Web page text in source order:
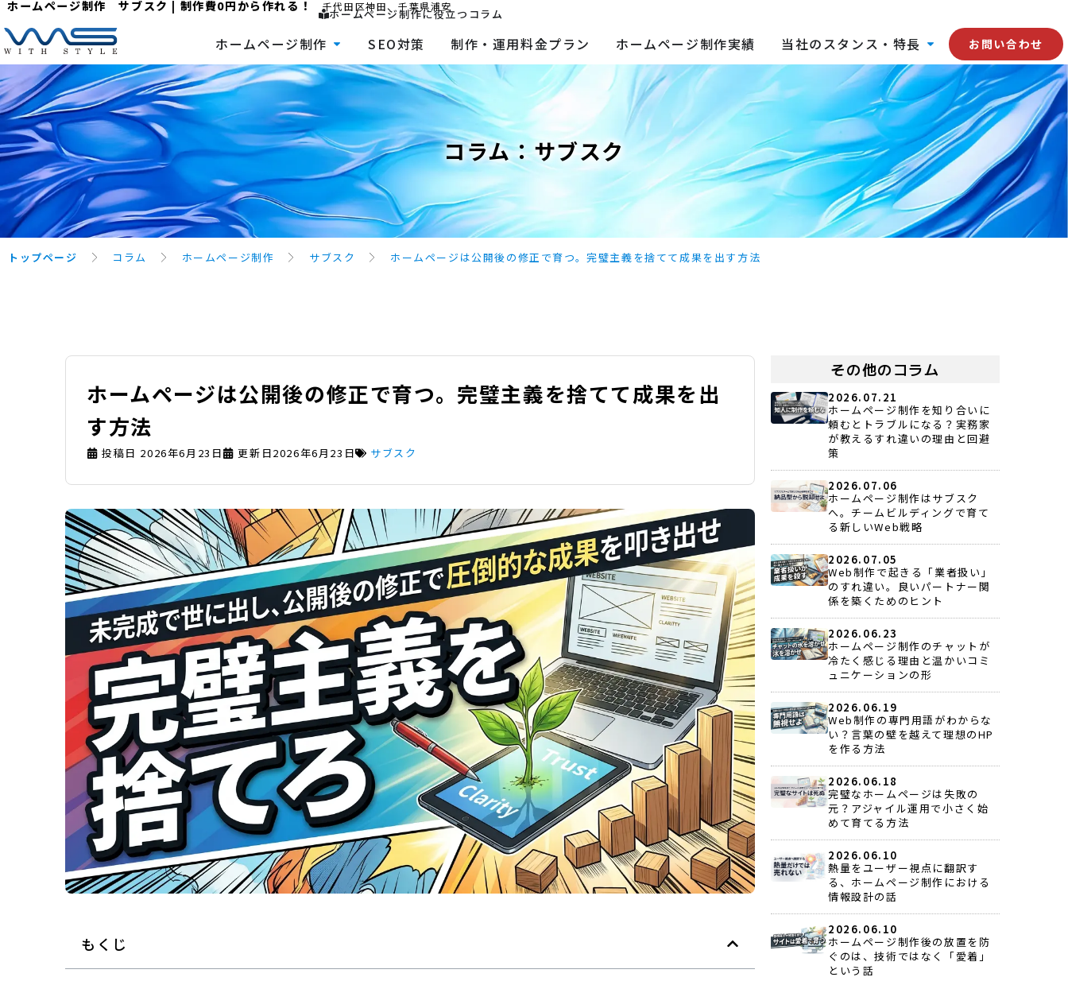
ホームページ制作 サブスク | 制作費0円から作れる！ 千代田区神田、千葉県浦安
ホームページ制作に役立つコラム
ホームページ制作 SEO対策 制作・運用料金プラン ホームページ制作実績 当社のスタンス・特長 お問い合わせ
コラム：サブスク
トップページ コラム ホームページ制作 サブスク ホームページは公開後の修正で育つ。完璧主義を捨てて成果を出す方法
ホームページは公開後の修正で育つ。完璧主義を捨てて成果を出
す方法
投稿日 2026年6月23日 更新日2026年6月23日 サブスク
もくじ
その他のコラム
2026.07.21
ホームページ制作を知り合いに
頼むとトラブルになる？実務家
が教えるすれ違いの理由と回避
策
2026.07.06
ホームページ制作はサブスク
へ。チームビルディングで育て
る新しいWeb戦略
2026.07.05
Web制作で起きる「業者扱い」
のすれ違い。良いパートナー関
係を築くためのヒント
2026.06.23
ホームページ制作のチャットが
冷たく感じる理由と温かいコミ
ュニケーションの形
2026.06.19
Web制作の専門用語がわからな
い？言葉の壁を越えて理想のHP
を作る方法
2026.06.18
完璧なホームページは失敗の
元？アジャイル運用で小さく始
めて育てる方法
2026.06.10
熱量をユーザー視点に翻訳す
る、ホームページ制作における
情報設計の話
2026.06.10
ホームページ制作後の放置を防
ぐのは、技術ではなく「愛着」
という話